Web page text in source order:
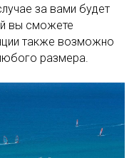
за вами будет
вы сможете
также возможно
размера.